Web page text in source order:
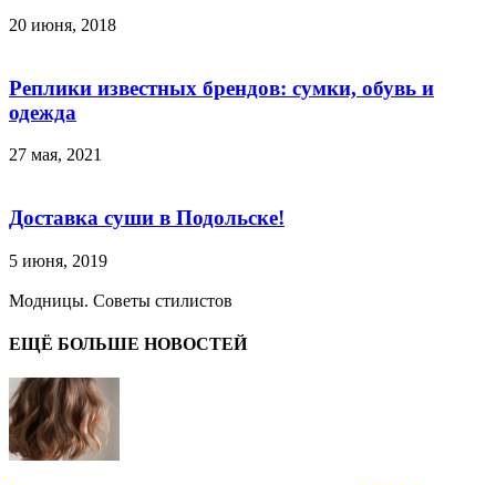
20 июня, 2018
Реплики известных брендов: сумки, обувь и
одежда
27 мая, 2021
Доставка суши в Подольске!
5 июня, 2019
Модницы. Советы стилистов
ЕЩЁ БОЛЬШЕ НОВОСТЕЙ